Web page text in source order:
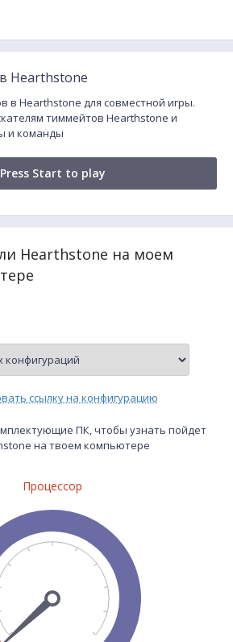
Hearthstone
в Hearthstone для совместной игры.
тиммейтов Hearthstone и
и команды
Press Start to play
Hearthstone на моем
ссылку на конфигурацию
ПК, чтобы узнать пойдет
на твоем компьютере
Процессор